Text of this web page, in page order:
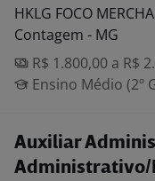
HKLG FOCO
Contagem - MG
R$ 1.800,00 a R$
Ensino Médio (2º
Auxiliar
Administrativo/